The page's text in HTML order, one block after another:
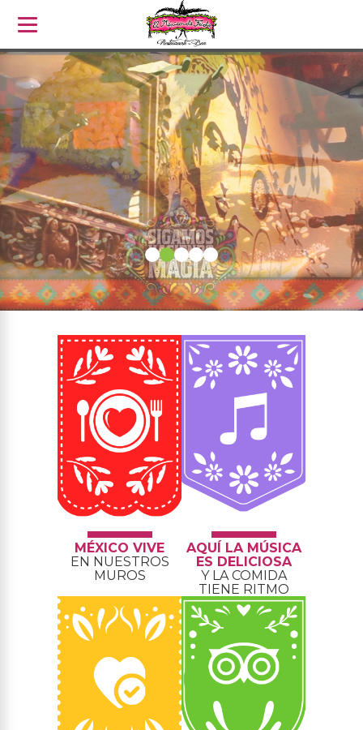
MÉXICO VIVE
EN NUESTROS
MUROS
AQUÍ LA MÚSICA
ES DELICIOSA
Y LA COMIDA
TIENE RITMO